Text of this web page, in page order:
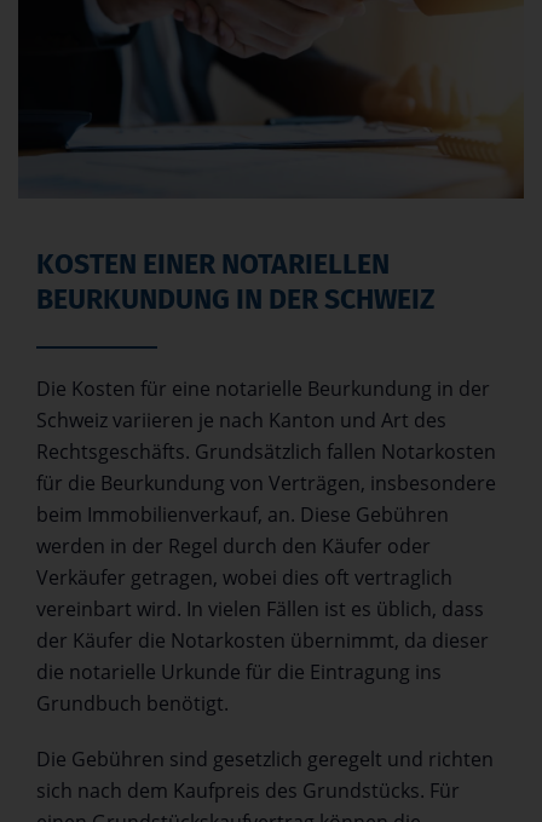
KOSTEN EINER NOTARIELLEN
BEURKUNDUNG IN DER SCHWEIZ
Die Kosten für eine notarielle Beurkundung in der
Schweiz variieren je nach Kanton und Art des
Rechtsgeschäfts. Grundsätzlich fallen Notarkosten
für die Beurkundung von Verträgen, insbesondere
beim Immobilienverkauf, an. Diese Gebühren
werden in der Regel durch den Käufer oder
Verkäufer getragen, wobei dies oft vertraglich
vereinbart wird. In vielen Fällen ist es üblich, dass
der Käufer die Notarkosten übernimmt, da dieser
die notarielle Urkunde für die Eintragung ins
Grundbuch benötigt.
Die Gebühren sind gesetzlich geregelt und richten
sich nach dem Kaufpreis des Grundstücks. Für